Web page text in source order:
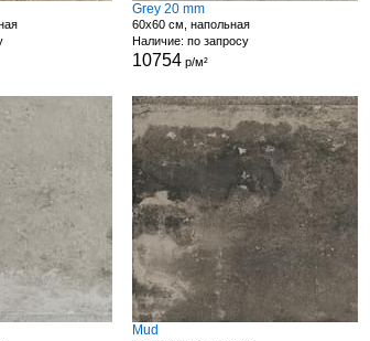
Grey 20 mm
60x60 см, напольная
Наличие: по запросу
10754 р/м²
Mud